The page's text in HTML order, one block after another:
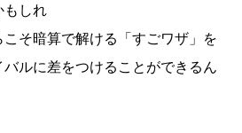
もしれ
そ暗算で解ける「すごワザ」を
ルに差をつけることができるん